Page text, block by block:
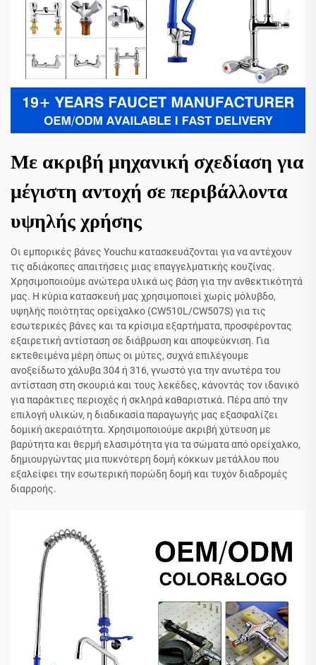
Με ακριβή μηχανική σχεδίαση για
μέγιστη αντοχή σε περιβάλλοντα
υψηλής χρήσης
Οι εμπορικές βάνες Youchu κατασκευάζονται για να αντέχουν
τις αδιάκοπες απαιτήσεις μιας επαγγελματικής κουζίνας.
Χρησιμοποιούμε ανώτερα υλικά ως βάση για την ανθεκτικότητά
μας. Η κύρια κατασκευή μας χρησιμοποιεί χωρίς μόλυβδο,
υψηλής ποιότητας ορείχαλκο (CW510L/CW507S) για τις
εσωτερικές βάνες και τα κρίσιμα εξαρτήματα, προσφέροντας
εξαιρετική αντίσταση σε διάβρωση και αποψεύκνιση. Για
εκτεθειμένα μέρη όπως οι μύτες, συχνά επιλέγουμε
ανοξείδωτο χάλυβα 304 ή 316, γνωστό για την ανωτέρα του
αντίσταση στη σκουριά και τους λεκέδες, κάνοντάς τον ιδανικό
για παράκτιες περιοχές ή σκληρά καθαριστικά. Πέρα από την
επιλογή υλικών, η διαδικασία παραγωγής μας εξασφαλίζει
δομική ακεραιότητα. Χρησιμοποιούμε ακριβή χύτευση με
βαρύτητα και θερμή ελασιμότητα για τα σώματα από ορείχαλκο,
δημιουργώντας μια πυκνότερη δομή κόκκων μετάλλου που
εξαλείφει την εσωτερική πορώδη δομή και τυχόν διαδρομές
διαρροής.